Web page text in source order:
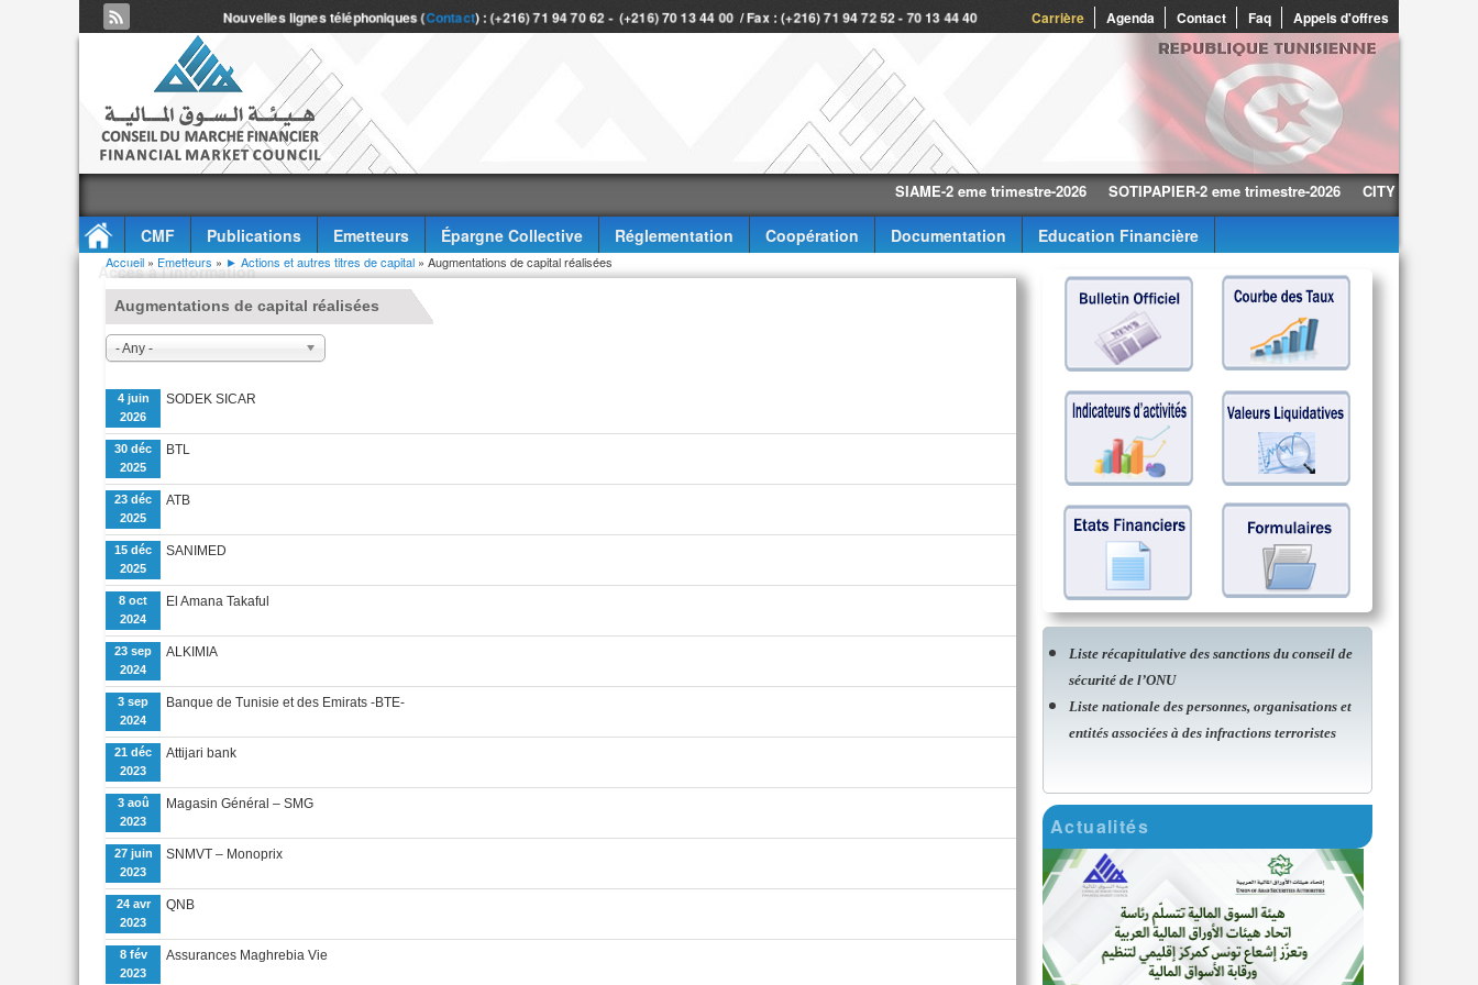
Carrière Agenda Contact Faq Appels d'offres
Nouvelles lignes téléphoniques (Contact) : (+216) 71 94 70 62 - (+216) 70 13 44 00 / Fax : (+216) 71 94 72 52 - 70 13 44 40
SIAME-2 eme trimestre-2026 SOTIPAPIER-2 eme trimestre-2026 CITY CARS-2 eme
CMF Publications Emetteurs Épargne Collective Réglementation Coopération Documentation
Education Financière
Accès à l'information
Vous êtes ici
Accueil » Emetteurs » ► Actions et autres titres de capital » Augmentations de capital réalisées
Augmentations de capital réalisées
- Any -
4 juin
2026
SODEK SICAR
30 déc
2025
BTL
23 déc
2025
ATB
15 déc
2025
SANIMED
8 oct
2024
El Amana Takaful
23 sep
2024
ALKIMIA
3 sep
2024
Banque de Tunisie et des Emirats -BTE-
21 déc
2023
Attijari bank
3 aoû
2023
Magasin Général – SMG
27 juin
2023
SNMVT – Monoprix
24 avr
2023
QNB
8 fév
2023
Assurances Maghrebia Vie
Liste récapitulative des sanctions du conseil de
sécurité de l’ONU
Liste nationale des personnes, organisations et
entités associées à des infractions terroristes
Actualités